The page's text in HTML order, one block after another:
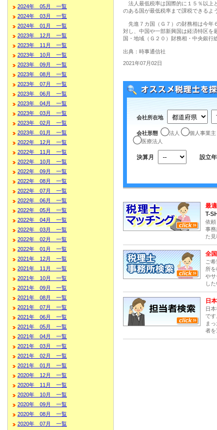
2024年 05月 一覧
2024年 03月 一覧
2024年 01月 一覧
2023年 12月 一覧
2023年 11月 一覧
2023年 10月 一覧
2023年 09月 一覧
2023年 08月 一覧
2023年 07月 一覧
2023年 06月 一覧
2023年 04月 一覧
2023年 03月 一覧
2023年 02月 一覧
2023年 01月 一覧
2022年 12月 一覧
2022年 11月 一覧
2022年 10月 一覧
2022年 09月 一覧
2022年 08月 一覧
2022年 07月 一覧
2022年 06月 一覧
2022年 05月 一覧
2022年 04月 一覧
2022年 03月 一覧
2022年 02月 一覧
2022年 01月 一覧
2021年 12月 一覧
2021年 11月 一覧
2021年 10月 一覧
2021年 09月 一覧
2021年 08月 一覧
2021年 07月 一覧
2021年 06月 一覧
2021年 05月 一覧
2021年 04月 一覧
2021年 03月 一覧
2021年 02月 一覧
2021年 01月 一覧
2020年 12月 一覧
2020年 11月 一覧
2020年 10月 一覧
2020年 09月 一覧
2020年 08月 一覧
2020年 07月 一覧
法人最低税率は国際的に１５％以上
のある国が最低税率まで課税できるよ
先進７カ国（Ｇ７）の財務相は今年
対し、中国や一部新興国は経済特区を
国・地域（Ｇ２０）財務相・中央銀行
出典：時事通信社
2021年07月02日
会社所在地
会社形態 法人
個人事業主
医療法人
決算月 設立年
最適
T-
依頼
事務
た
全
ご
所
やサ
し
日
日
です
ま
者を